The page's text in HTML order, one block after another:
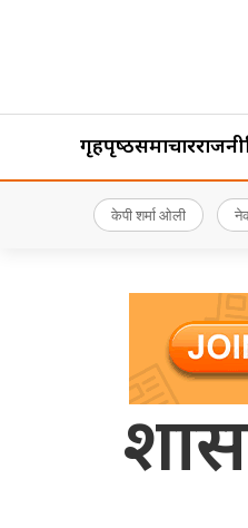
गृहपृष्‍ठसमाचार
केपी शर्मा ओली